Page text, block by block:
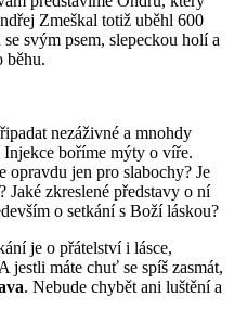
Zmeškal totiž uběhl 600
svým psem, slepeckou holí a
běhu.
nezáživné a mnohdy
boříme mýty o víře.
opravdu jen pro slabochy? Je
Jaké zkreslené představy o ní
o setkání s Boží láskou?
je o přátelství i lásce,
jestli máte chuť se spíš zasmát,
. Nebude chybět ani luštění a